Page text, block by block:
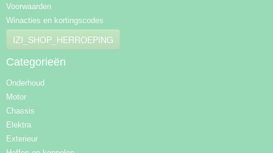
Voorwaarden
Winacties en kortingscodes
IZI_SHOP_HERROEPING
Categorieën
Onderhoud
Motor
Chassis
Elektra
Exterieur